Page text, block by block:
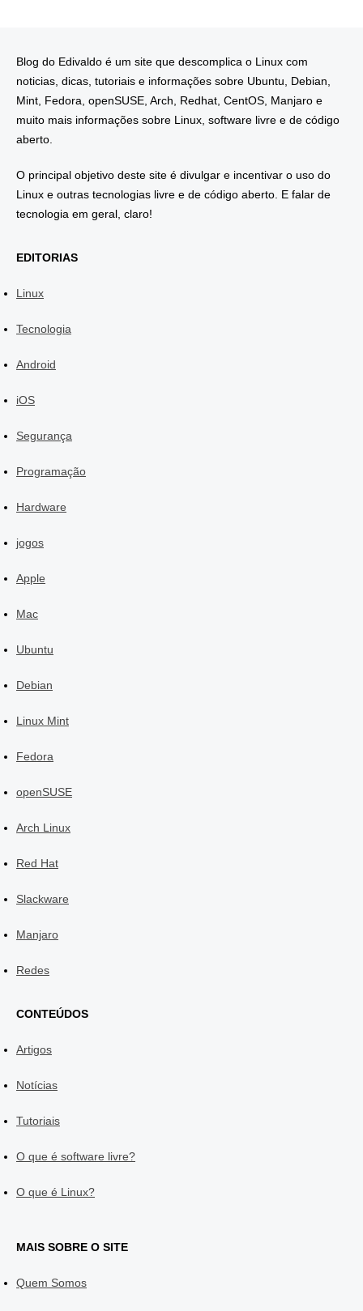
Blog do Edivaldo é um site que descomplica o Linux com
noticias, dicas, tutoriais e informações sobre Ubuntu, Debian,
Mint, Fedora, openSUSE, Arch, Redhat, CentOS, Manjaro e
muito mais informações sobre Linux, software livre e de código
aberto.
O principal objetivo deste site é divulgar e incentivar o uso do
Linux e outras tecnologias livre e de código aberto. E falar de
tecnologia em geral, claro!
EDITORIAS
Linux
Tecnologia
Android
iOS
Segurança
Programação
Hardware
jogos
Apple
Mac
Ubuntu
Debian
Linux Mint
Fedora
openSUSE
Arch Linux
Red Hat
Slackware
Manjaro
Redes
CONTEÚDOS
Artigos
Notícias
Tutoriais
O que é software livre?
O que é Linux?
MAIS SOBRE O SITE
Quem Somos